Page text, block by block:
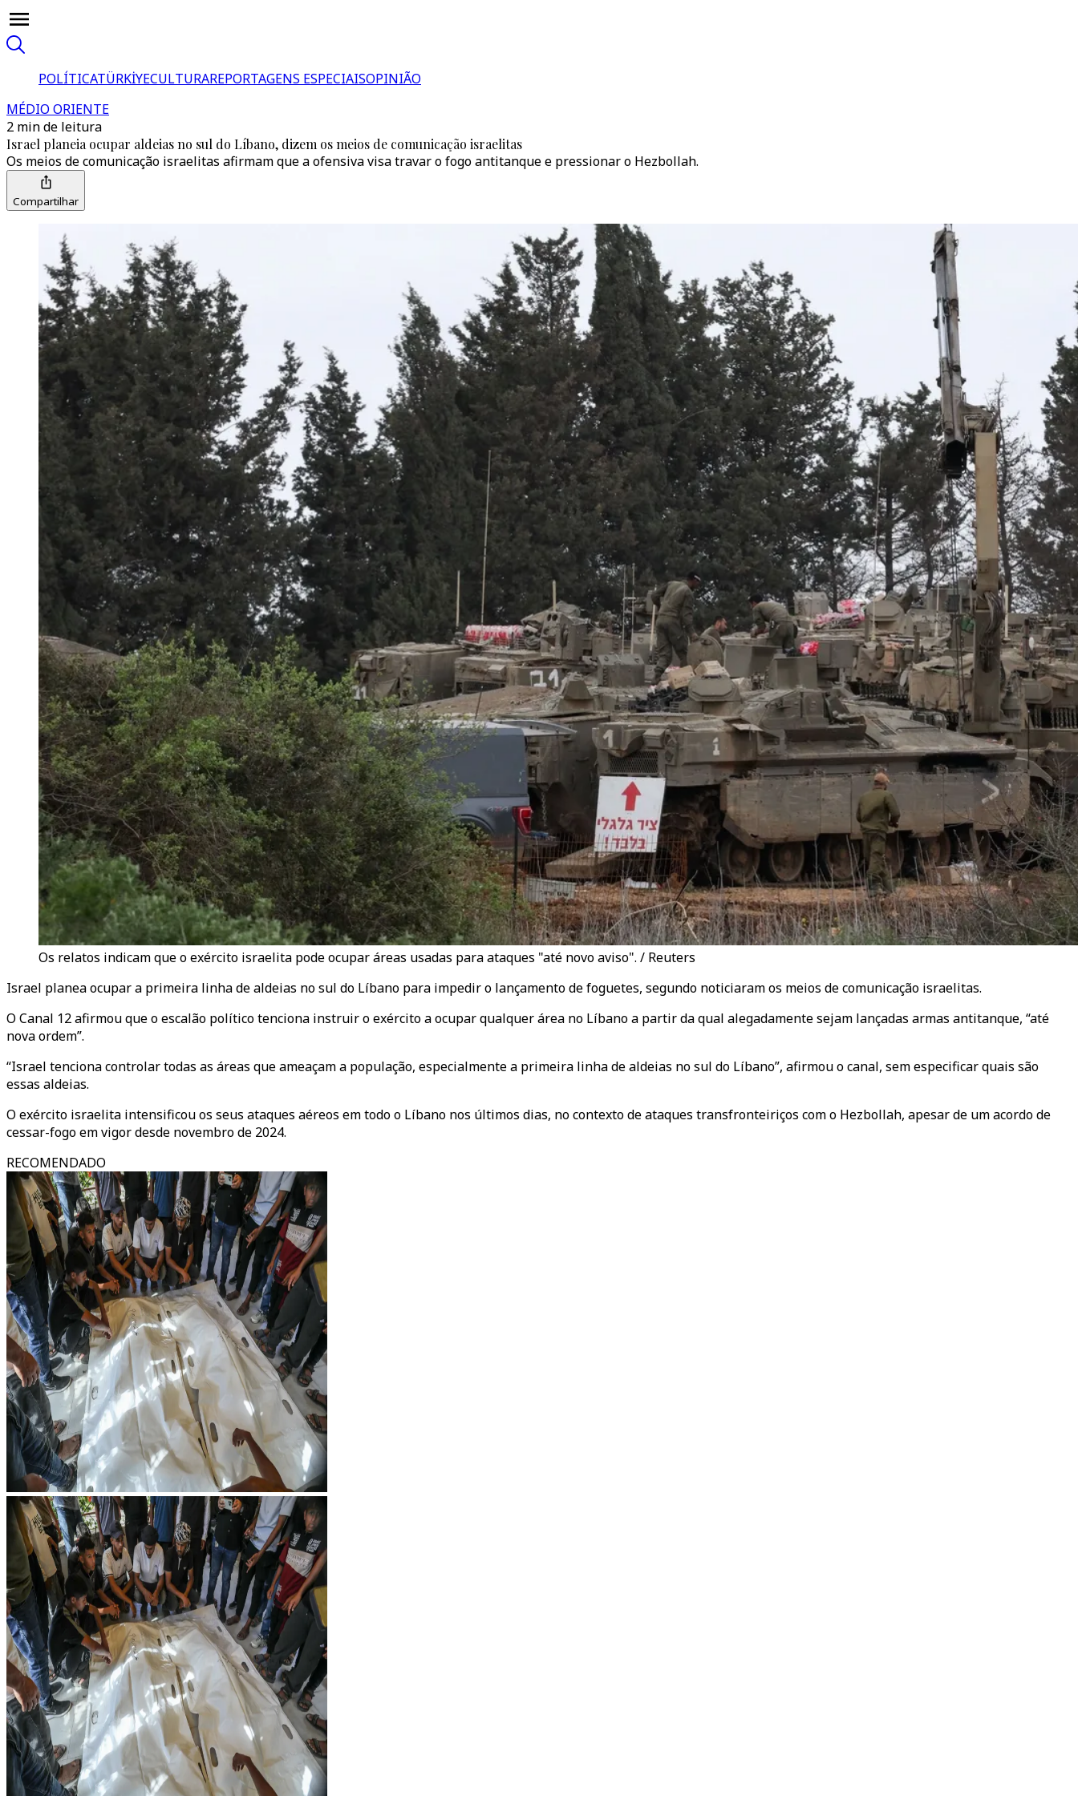
POLÍTICATÜRKİYECULTURAREPORTAGENS ESPECIAISOPINIÃO
MÉDIO ORIENTE
2 min de leitura
Israel planeia ocupar aldeias no sul do Líbano, dizem os meios de comunicação israelitas
Os meios de comunicação israelitas afirmam que a ofensiva visa travar o fogo antitanque e pressionar o Hezbollah.
Compartilhar
Os relatos indicam que o exército israelita pode ocupar áreas usadas para ataques "até novo aviso". / Reuters
Israel planea ocupar a primeira linha de aldeias no sul do Líbano para impedir o lançamento de foguetes, segundo noticiaram os meios de comunicação israelitas.
O Canal 12 afirmou que o escalão político tenciona instruir o exército a ocupar qualquer área no Líbano a partir da qual alegadamente sejam lançadas armas antitanque, “até
nova ordem”.
“Israel tenciona controlar todas as áreas que ameaçam a população, especialmente a primeira linha de aldeias no sul do Líbano”, afirmou o canal, sem especificar quais são
essas aldeias.
O exército israelita intensificou os seus ataques aéreos em todo o Líbano nos últimos dias, no contexto de ataques transfronteiriços com o Hezbollah, apesar de um acordo de
cessar-fogo em vigor desde novembro de 2024.
RECOMENDADO